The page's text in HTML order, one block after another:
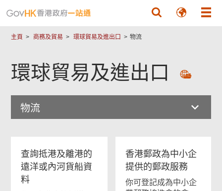
主頁 商務及貿易 環球貿易及進出口 物流
環球貿易及進出口
物流
查詢抵港及離港的
遠洋或內河貨船資
料
香港郵政為中小企
提供的郵政服務
你可登記成為中小企